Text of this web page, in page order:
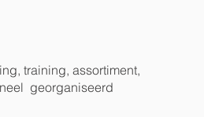
training, assortiment,
georganiseerd